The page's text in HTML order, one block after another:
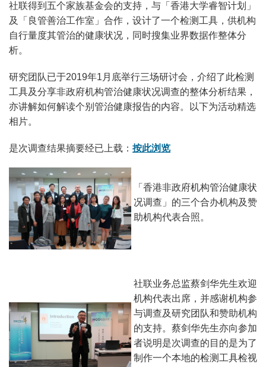
社联得到五个家族基金会的支持，与「香港大学睿智计划」
及「良管善治工作室」合作，设计了一个检测工具，供机构
自行量度其管治的健康状况，同时搜集业界数据作整体分
析。
研究团队已于2019年1月底举行三场研讨会，介绍了此检测
工具及分享非政府机构管治健康状况调查的整体分析结果，
亦讲解如何解读个别管治健康报告的内容。以下为活动精选
相片。
是次调查结果摘要经已上载： 按此浏览
「香港非政府机构管治健康状
况调查」的三个合办机构及赞
助机构代表合照。
社联业务总监蔡剑华先生欢迎
机构代表出席，并感谢机构参
与调查及研究团队和赞助机构
的支持。蔡剑华先生亦向参加
者说明是次调查的目的是为了
制作一个本地的检测工具检视